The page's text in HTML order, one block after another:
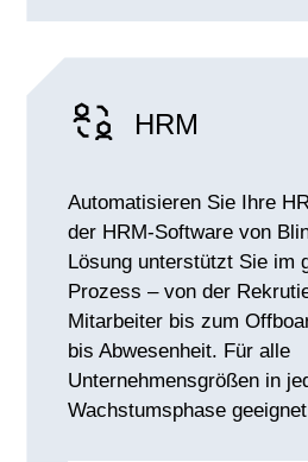
HRM
Automatisieren Sie Ihre
der HRM-Software von
Lösung unterstützt Sie im
Prozess – von der
Mitarbeiter bis zum
bis Abwesenheit. Für alle
Unternehmensgrößen in
Wachstumsphase